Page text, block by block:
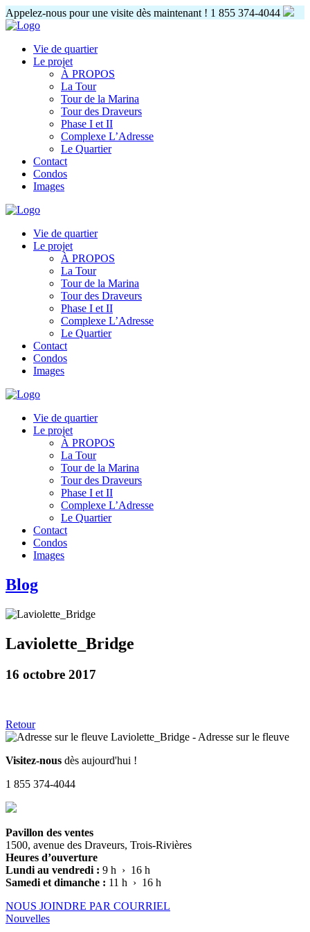
Appelez-nous pour une visite dès maintenant ! 1 855 374-4044
Vie de quartier
Le projet
À PROPOS
La Tour
Tour de la Marina
Tour des Draveurs
Phase I et II
Complexe L’Adresse
Le Quartier
Contact
Condos
Images
Vie de quartier
Le projet
À PROPOS
La Tour
Tour de la Marina
Tour des Draveurs
Phase I et II
Complexe L’Adresse
Le Quartier
Contact
Condos
Images
Vie de quartier
Le projet
À PROPOS
La Tour
Tour de la Marina
Tour des Draveurs
Phase I et II
Complexe L’Adresse
Le Quartier
Contact
Condos
Images
Blog
Laviolette_Bridge
16 octobre 2017
Retour
Visitez-nous dès aujourd'hui !
1 855 374-4044
Pavillon des ventes
1500, avenue des Draveurs, Trois-Rivières
Heures d’ouverture
Lundi au vendredi : 9 h › 16 h
Samedi et dimanche : 11 h › 16 h
NOUS JOINDRE PAR COURRIEL
Nouvelles